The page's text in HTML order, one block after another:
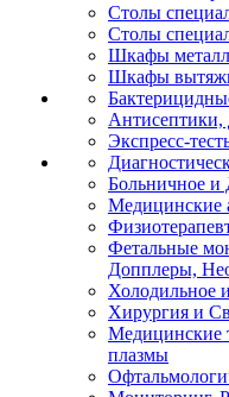
Столы
Столы
Шкафы
Шкафы
Антисептики,
Экспресс-
Больничное и
Медицинские
Фетальные
Допплеры,
Холодильное
Хирургия и
Медицинские
плазмы